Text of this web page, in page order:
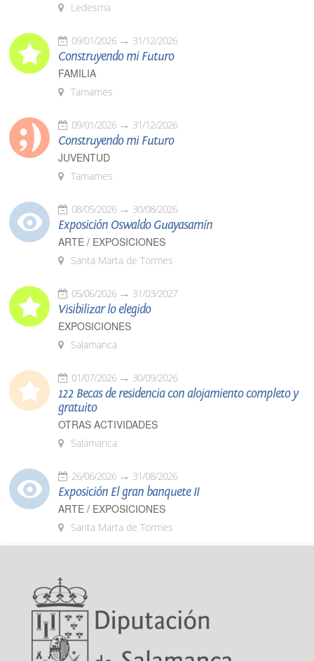
Ledesma
09/01/2026 31/12/2026
Construyendo mi Futuro
FAMILIA
Tamames
09/01/2026 31/12/2026
Construyendo mi Futuro
JUVENTUD
Tamames
08/05/2026 30/08/2026
Exposición Oswaldo Guayasamín
ARTE / EXPOSICIONES
Santa Marta de Tormes
05/06/2026 31/03/2027
Visibilizar lo elegido
EXPOSICIONES
Salamanca
01/07/2026 30/09/2026
122 Becas de residencia con alojamiento completo y
gratuito
OTRAS ACTIVIDADES
Salamanca
26/06/2026 31/08/2026
Exposición El gran banquete II
ARTE / EXPOSICIONES
Santa Marta de Tormes